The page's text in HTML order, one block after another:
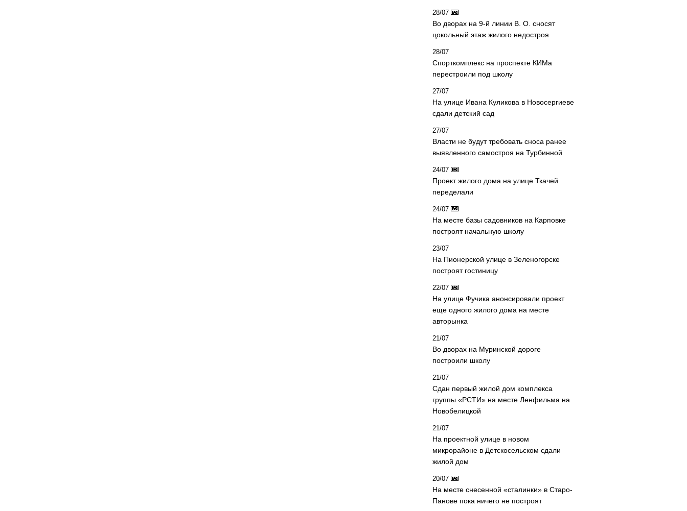
28/07
Во дворах на 9-й линии В. О. сносят
цокольный этаж жилого недостроя
28/07
Спорткомплекс на проспекте КИМа
перестроили под школу
27/07
На улице Ивана Куликова в Новосергиеве
сдали детский сад
27/07
Власти не будут требовать сноса ранее
выявленного самостроя на Турбинной
24/07
Проект жилого дома на улице Ткачей
переделали
24/07
На месте базы садовников на Карповке
построят начальную школу
23/07
На Пионерской улице в Зеленогорске
построят гостиницу
22/07
На улице Фучика анонсировали проект
еще одного жилого дома на месте
авторынка
21/07
Во дворах на Муринской дороге
построили школу
21/07
Сдан первый жилой дом комплекса
группы «РСТИ» на месте Ленфильма на
Новобелицкой
21/07
На проектной улице в новом
микрорайоне в Детскосельском сдали
жилой дом
20/07
На месте снесенной «сталинки» в Старо-
Панове пока ничего не построят